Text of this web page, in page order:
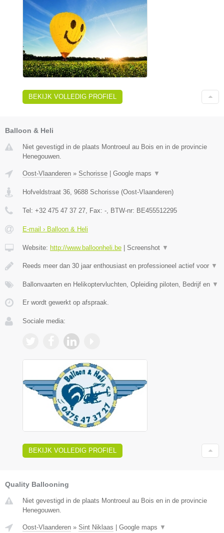
BEKIJK VOLLEDIG PROFIEL
Balloon & Heli
Niet gevestigd in de plaats Montroeul au Bois en in de provincie
Henegouwen.
Oost-Vlaanderen » Schorisse | Google maps ▼
Hofveldstraat 36 9688 Schorisse (Oost-Vlaanderen)
Tel: +32 475 47 37 27 , Fax: - , BTW-nr: BE455512295
E-mail › Balloon & Heli
Website: http://www.balloonheli.be | Screenshot ▼
Reeds meer dan 30 jaar enthousiast en professioneel actief voor ▼
Ballonvaarten en Helikoptervluchten, Opleiding piloten, Bedrijf en ▼
Er wordt gewerkt op afspraak.
Sociale media:
BEKIJK VOLLEDIG PROFIEL
Quality Ballooning
Niet gevestigd in de plaats Montroeul au Bois en in de provincie
Henegouwen.
Oost-Vlaanderen » Sint Niklaas Google maps ▼